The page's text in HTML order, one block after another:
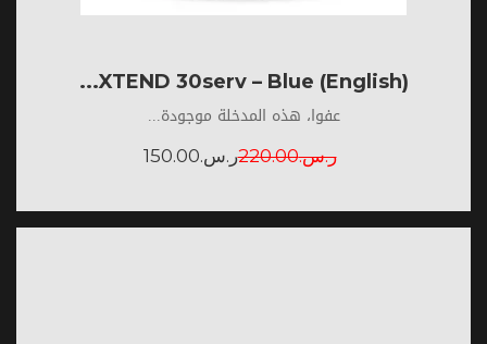
(English) XTEND 30serv – Blue...
عفوا، هذه المدخلة موجودة...
ر.س.220.00ر.س.150.00